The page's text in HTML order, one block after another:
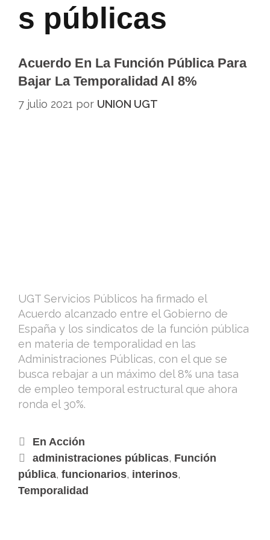
s públicas
Acuerdo En La Función Pública Para
Bajar La Temporalidad Al 8%
7 julio 2021 por UNION UGT
UGT Servicios Públicos ha firmado el
Acuerdo alcanzado entre el Gobierno de
España y los sindicatos de la función pública
en materia de temporalidad en las
Administraciones Públicas, con el que se
busca rebajar a un máximo del 8% una tasa
de empleo temporal estructural que ahora
ronda el 30%.
En Acción
administraciones públicas, Función
pública, funcionarios, interinos,
Temporalidad